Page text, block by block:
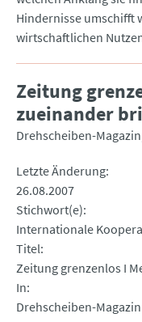
Hindernisse umschifft
wirtschaftlichen
Zeitung
zueinander
Drehscheiben-Magazin
Letzte Änderung
26.08.2007
Stichwort(e)
Internationale
Titel
Zeitung grenzenlos I
In
Drehscheiben-Magazin